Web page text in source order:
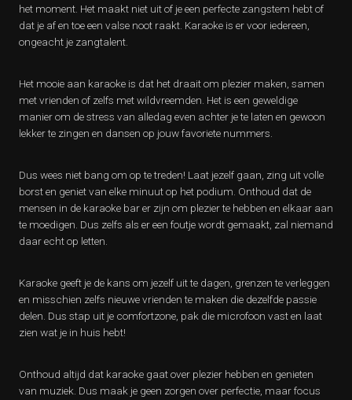
het moment. Het maakt niet uit of je een perfecte zangstem hebt of
dat je af en toe een valse noot raakt. Karaoke is er voor iedereen,
ongeacht je zangtalent.
Het mooie aan karaoke is dat het draait om plezier maken, samen
met vrienden of zelfs met wildvreemden. Het is een geweldige
manier om de stress van alledag even achter je te laten en gewoon
lekker te zingen en dansen op jouw favoriete nummers.
Dus wees niet bang om op te treden! Laat jezelf gaan, zing uit volle
borst en geniet van elke minuut op het podium. Onthoud dat de
mensen in de karaoke bar er zijn om plezier te hebben en elkaar aan
te moedigen. Dus zelfs als er een foutje wordt gemaakt, zal niemand
daar echt op letten.
Karaoke geeft je de kans om jezelf uit te dagen, grenzen te verleggen
en misschien zelfs nieuwe vrienden te maken die dezelfde passie
delen. Dus stap uit je comfortzone, pak die microfoon vast en laat
zien wat je in huis hebt!
Onthoud altijd dat karaoke gaat over plezier hebben en genieten
van muziek. Dus maak je geen zorgen over perfectie, maar focus